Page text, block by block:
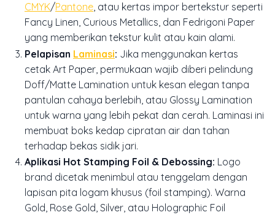
CMYK/Pantone, atau kertas impor bertekstur seperti
Fancy Linen, Curious Metallics, dan Fedrigoni Paper
yang memberikan tekstur kulit atau kain alami.
Pelapisan Laminasi: Jika menggunakan kertas
cetak Art Paper , permukaan wajib diberi pelindung
Doff/Matte Lamination untuk kesan elegan tanpa
pantulan cahaya berlebih, atau Glossy Lamination
untuk warna yang lebih pekat dan cerah. Laminasi ini
membuat boks kedap cipratan air dan tahan
terhadap bekas sidik jari.
Aplikasi Hot Stamping Foil & Debossing: Logo
brand dicetak menimbul atau tenggelam dengan
lapisan pita logam khusus (foil stamping). Warna
Gold, Rose Gold, Silver, atau Holographic Foil